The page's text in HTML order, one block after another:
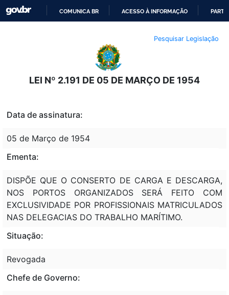
O
CONTEÚDO
COMUNICA BR ACESSO À INFORMAÇÃO
Pesquisar Legislação
LEI Nº 2.191 DE 05 DE MARÇO DE 1954
Data de assinatura:
05 de Março de 1954
Ementa:
DISPÕE QUE O CONSERTO DE CARGA E DESCARGA,
NOS PORTOS ORGANIZADOS SERÁ FEITO COM
EXCLUSIVIDADE POR PROFISSIONAIS MATRICULADOS
NAS DELEGACIAS DO TRABALHO MARÍTIMO.
Situação:
Revogada
Chefe de Governo: